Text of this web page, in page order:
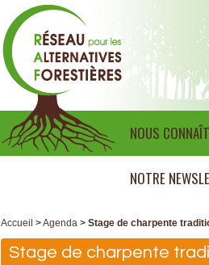
NOUS
NOTRE
Accueil >Agenda > Stage de charpente
Stage de charpente